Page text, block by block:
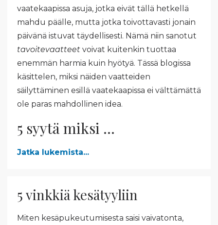
vaatekaapissa asuja, jotka eivät tällä hetkellä
mahdu päälle, mutta jotka toivottavasti jonain
päivänä istuvat täydellisesti. Nämä niin sanotut
tavoitevaatteet voivat kuitenkin tuottaa
enemmän harmia kuin hyötyä. Tässä blogissa
käsittelen, miksi näiden vaatteiden
säilyttäminen esillä vaatekaapissa ei välttämättä
ole paras mahdollinen idea.
5 syytä miksi ...
Jatka lukemista...
5 vinkkiä kesätyyliin
Miten kesäpukeutumisesta saisi vaivatonta,